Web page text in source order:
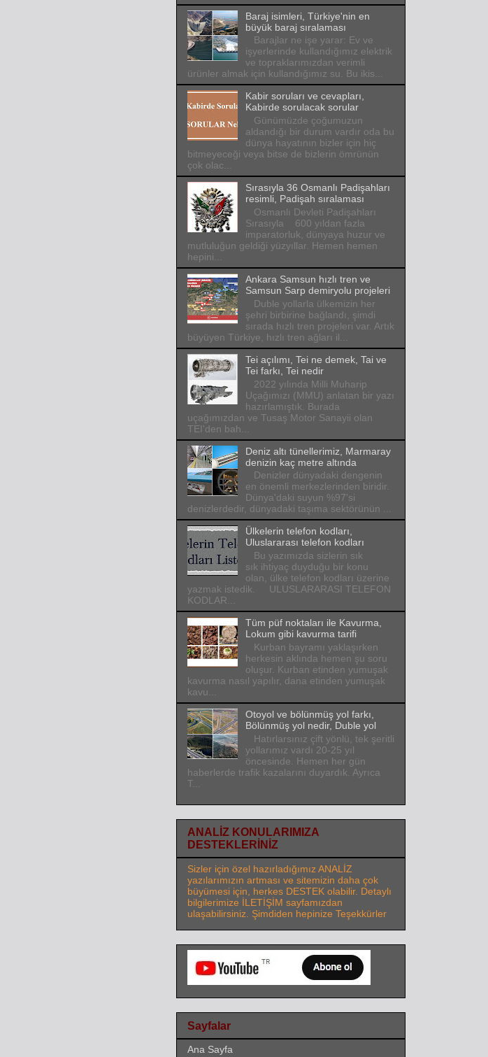
Baraj isimleri, Türkiye'nin en
büyük baraj sıralaması
Barajlar ne işe yarar: Ev ve
işyerlerinde kullandığımız elektrik
ve topraklarımızdan verimli
ürünler almak için kullandığımız su. Bu ikis...
Kabir soruları ve cevapları,
Kabirde sorulacak sorular
Günümüzde çoğumuzun
aldandığı bir durum vardır oda bu
dünya hayatının bizler için hiç
bitmeyeceği veya bitse de bizlerin ömrünün
çok olac...
Sırasıyla 36 Osmanlı Padişahları
resimli, Padişah sıralaması
Osmanlı Devleti Padişahları
Sırasıyla 600 yıldan fazla
imparatorluk, dünyaya huzur ve
mutluluğun geldiği yüzyıllar. Hemen hemen
hepini...
Ankara Samsun hızlı tren ve
Samsun Sarp demiryolu projeleri
Duble yollarla ülkemizin her
şehri birbirine bağlandı, şimdi
sırada hızlı tren projeleri var. Artık
büyüyen Türkiye, hızlı tren ağları il...
Tei açılımı, Tei ne demek, Tai ve
Tei farkı, Tei nedir
2022 yılında Milli Muharip
Uçağımızı (MMU) anlatan bir yazı
hazırlamıştık. Burada
uçağımızdan ve Tusaş Motor Sanayii olan
TEI'den bah...
Deniz altı tünellerimiz, Marmaray
denizin kaç metre altında
Denizler dünyadaki dengenin
en önemli merkezlerinden biridir.
Dünya'daki suyun %97'si
denizlerdedir, dünyadaki taşıma sektörünün ...
Ülkelerin telefon kodları,
Uluslararası telefon kodları
Bu yazımızda sizlerin sık
sık ihtiyaç duyduğu bir konu
olan, ülke telefon kodları üzerine
yazmak istedik. ULUSLARARASI TELEFON
KODLAR...
Tüm püf noktaları ile Kavurma,
Lokum gibi kavurma tarifi
Kurban bayramı yaklaşırken
herkesin aklında hemen şu soru
oluşur. Kurban etinden yumuşak
kavurma nasıl yapılır, dana etinden yumuşak
kavu...
Otoyol ve bölünmüş yol farkı,
Bölünmüş yol nedir, Duble yol
Hatırlarsınız çift yönlü, tek şeritli
yollarımız vardı 20-25 yıl
öncesinde. Hemen her gün
haberlerde trafik kazalarını duyardık. Ayrıca
T...
ANALİZ KONULARIMIZA
DESTEKLERİNİZ
Sizler için özel hazırladığımız ANALİZ
yazılarımızın artması ve sitemizin daha çok
büyümesi için, herkes DESTEK olabilir. Detaylı
bilgilerimize İLETİŞİM sayfamızdan
ulaşabilirsiniz. Şimdiden hepinize Teşekkürler
Sayfalar
Ana Sayfa